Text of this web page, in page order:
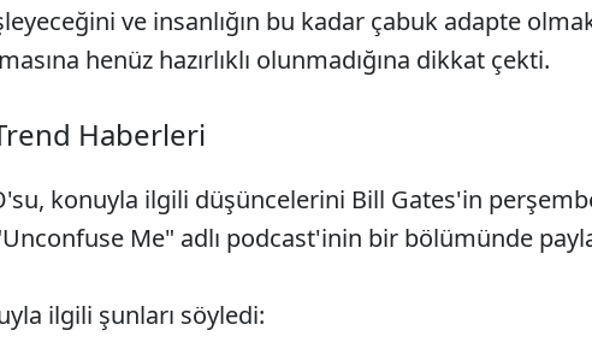
ve insanlığın bu kadar çabuk adapte
henüz hazırlıklı olunmadığına dikkat çekti.
Haberleri
konuyla ilgili düşüncelerini Bill Gates'in
Me" adlı podcast'inin bir bölümünde
ilgili şunları söyledi: